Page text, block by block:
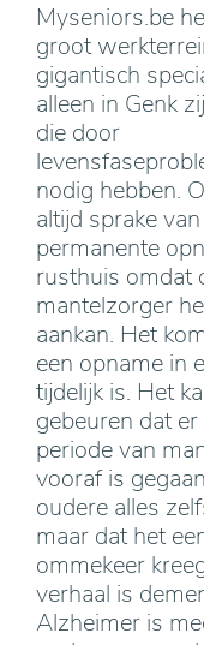
Myseniors.be
groot
gigantisch
alleen in Genk
die door
nodig hebben.
altijd sprake
permanente
rusthuis omdat
mantelzorger
aankan. Het
een opname in
tijdelijk is. Het
gebeuren dat er
periode van
vooraf is
oudere alles
maar dat het
ommekeer
verhaal is
Alzheimer is